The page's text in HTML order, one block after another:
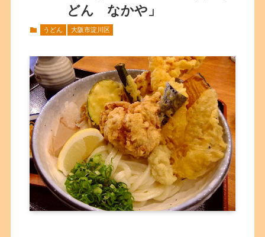
どん なかや」
うどん 大阪市淀川区